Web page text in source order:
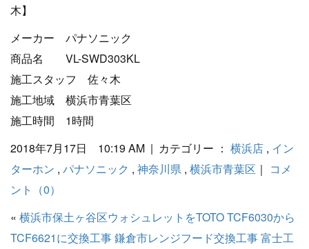
木】
メーカー パナソニック
商品名 VL-SWD303KL
施工スタッフ 佐々木
施工地域 横浜市青葉区
施工時間 1時間
2018年7月17日 10:19 AM | カテゴリー ： 横浜店 , イン
ターホン , パナソニック , 神奈川県 , 横浜市青葉区 ｜ コメ
ント（0）
« 横浜市保土ヶ谷区ウォシュレットをTOTO TCF6030から
TCF6621に交換工事鎌倉市レンジフード交換工事 富士工